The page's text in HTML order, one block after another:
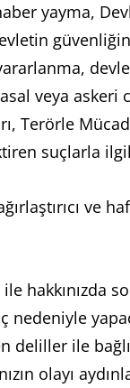
yayma,
veya
suçlarla
ve
nedeniyle
deliller ile
olayı